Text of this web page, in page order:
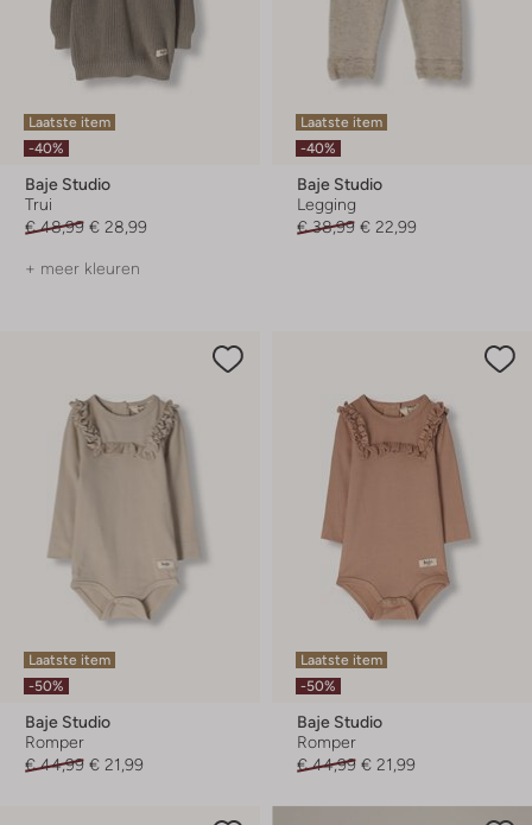
Laatste item
-40%
Baje Studio
Trui
€ 48,99 € 28,99
+ meer kleuren
Laatste item
-40%
Baje Studio
Legging
€ 38,99 € 22,99
Laatste item
-50%
Baje Studio
Romper
€ 44,99 € 21,99
Laatste item
-50%
Baje Studio
Romper
€ 44,99 € 21,99